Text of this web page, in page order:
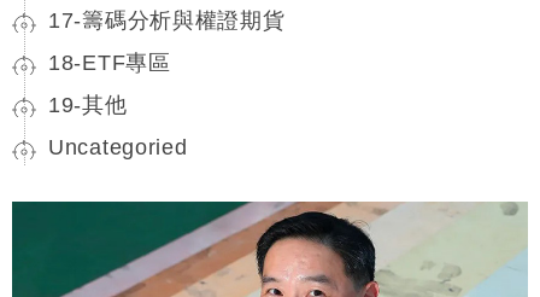
17-籌碼分析與權證期貨
18-ETF專區
19-其他
Uncategoried